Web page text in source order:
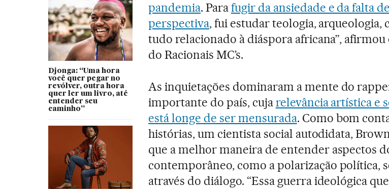
Djonga: “Uma hora
você quer pegar no
revólver, outra hora
quer ler um livro, até
entender seu
caminho”
pandemia. Parafugir da ansiedade e da falta de
perspectiva, fui estudar teologia, arqueologia,
tudo relacionado à diáspora africana”,
do Racionais MC’s.
As inquietações dominaram a mente do
importante do país, cujarelevância artística e
está longe de ser mensurada. Como bom
histórias, um cientista social autodidata,
que a melhor maneira de entender aspectos
contemporâneo, como a polarização política,
através do diálogo. “Essa guerra ideológica que